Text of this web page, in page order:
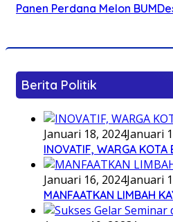
Panen Perdana Melon
Berita Politik
Januari 18, 2024Januari
INOVATIF, WARGA KOTA
Januari 16, 2024Januari
MANFAATKAN LIMBAH